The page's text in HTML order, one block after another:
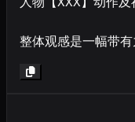
人物【XXX】动作
整体观感是一幅带